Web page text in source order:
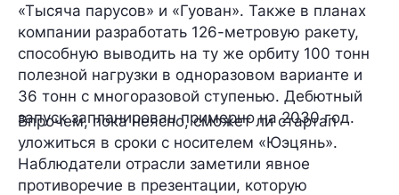
«Тысяча парусов» и «Гуован». Также в планах
компании разработать 126-метровую ракету,
способную выводить на ту же орбиту 100 тонн
полезной нагрузки в одноразовом варианте и
36 тонн с многоразовой ступенью. Дебютный
запуск запланирован примернона 2030 год.
Впрочем, пока неясно, сможет ли стартап
уложиться в сроки с носителем «Юэцянь».
Наблюдатели отрасли заметили явное
противоречие в презентации, которую